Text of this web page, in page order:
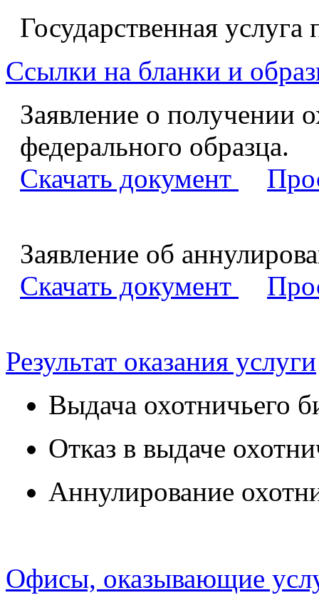
Государственная услуга
Ссылки на бланки и
Заявление о получении
федерального образца.
Скачать документ
Заявление об
Скачать документ
Результат оказания услуги
Выдача охотничьего
Отказ в выдаче
Аннулирование
Офисы, оказывающие